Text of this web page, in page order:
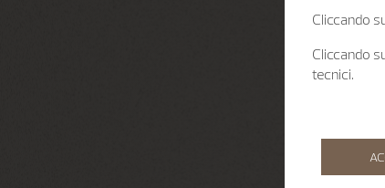
Cliccando
Cliccando
tecnici.